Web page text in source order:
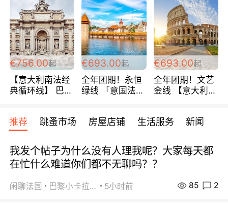
环线 全程四星宾
馆 108欧/人/天
典五国四日游
488欧/人
国 仅售99欧/人/
天！巴黎上下！
包拼房~
€756.00起
【意大利南法经
典循环线】 巴黎
宾馆 108欧/天起
全程756欧/位
€693.00起
全年团期！永恒
绿线 「意国法
欧/天起 ~包拼房
€693.00起
全年团期！文艺
金线 【意大利一
每周铁发！
推荐 跳蚤市场 房屋店铺 生活服务 新闻
我发个帖子为什么没有人理我呢？大家每天都
在忙什么难道你们都不无聊吗？？
闲聊法国 巴黎小卡拉咪 5小时前 85 2